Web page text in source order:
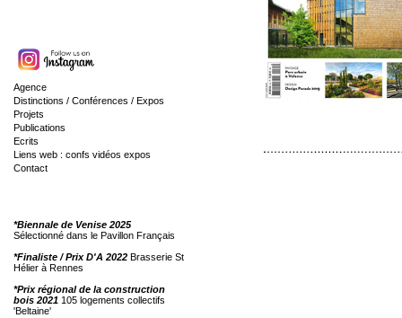
Agence
Distinctions / Conférences / Expos
Projets
Publications
Ecrits
Liens web : confs vidéos expos
Contact
*Biennale de Venise 2025
Sélectionné dans le Pavillon Français
*Finaliste / Prix D'A 2022 Brasserie St
Hélier à Rennes
*Prix régional de la construction
bois 2021 105 logements collectifs
'Beltaine'